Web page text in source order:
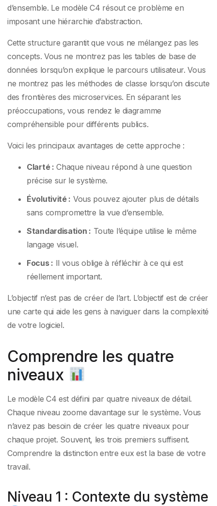
d’ensemble. Le modèle C4 résout ce problème en
imposant une hiérarchie d’abstraction.
Cette structure garantit que vous ne mélangez pas les
concepts. Vous ne montrez pas les tables de base de
données lorsqu’on explique le parcours utilisateur. Vous
ne montrez pas les méthodes de classe lorsqu’on discute
des frontières des microservices. En séparant les
préoccupations, vous rendez le diagramme
compréhensible pour différents publics.
Voici les principaux avantages de cette approche :
Clarté : Chaque niveau répond à une question
précise sur le système.
Évolutivité : Vous pouvez ajouter plus de détails
sans compromettre la vue d’ensemble.
Standardisation : Toute l’équipe utilise le même
langage visuel.
Focus : Il vous oblige à réfléchir à ce qui est
réellement important.
L’objectif n’est pas de créer de l’art. L’objectif est de créer
une carte qui aide les gens à naviguer dans la complexité
de votre logiciel.
Comprendre les quatre
niveaux
Le modèle C4 est défini par quatre niveaux de détail.
Chaque niveau zoome davantage sur le système. Vous
n’avez pas besoin de créer les quatre niveaux pour
chaque projet. Souvent, les trois premiers suffisent.
Comprendre la distinction entre eux est la base de votre
travail.
Niveau 1 : Contexte du système